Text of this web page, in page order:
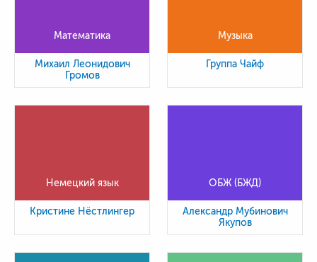
Математика
Михаил Леонидович
Громов
Музыка
Группа Чайф
Немецкий язык
Кристине Нёстлингер
ОБЖ (БЖД)
Александр Мубинович
Якупов